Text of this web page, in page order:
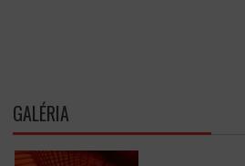
GALÉRIA